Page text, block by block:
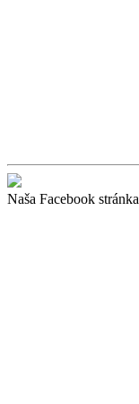
Naša Facebook stránka